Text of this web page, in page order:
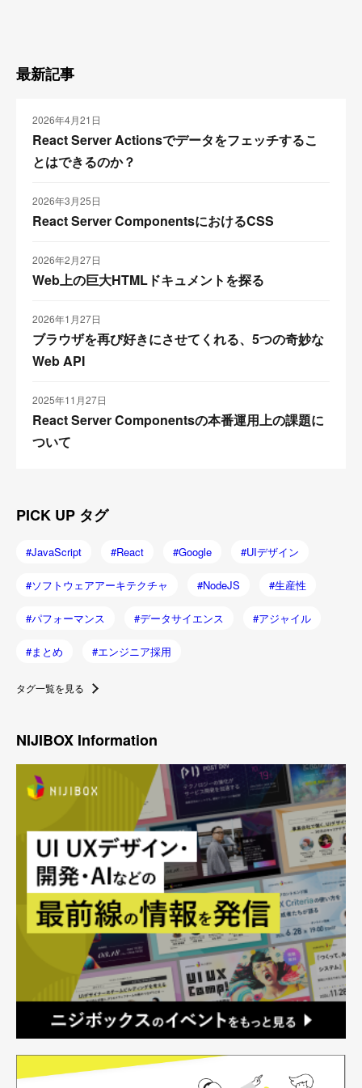
最新記事
2026年4月21日
React Server Actionsでデータをフェッチするこ
とはできるのか？
2026年3月25日
React Server ComponentsにおけるCSS
2026年2月27日
Web上の巨大HTMLドキュメントを探る
2026年1月27日
ブラウザを再び好きにさせてくれる、5つの奇妙な
Web API
2025年11月27日
React Server Componentsの本番運用上の課題に
ついて
PICK UP タグ
JavaScript React Google UIデザイン
ソフトウェアアーキテクチャ NodeJS 生産性
パフォーマンス データサイエンス アジャイル
まとめ エンジニア採用
タグ一覧を見る
NIJIBOX Information